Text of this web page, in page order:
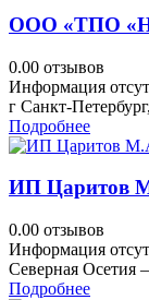
ООО «ТПО
0.00 отзывов
Информация
г Санкт-
Подробнее
ИП Царитов
0.00 отзывов
Информация
Северная Осетия
Подробнее